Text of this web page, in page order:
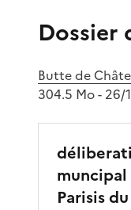
Dossier
Butte de
304.5 Mo - 26/
Parisis